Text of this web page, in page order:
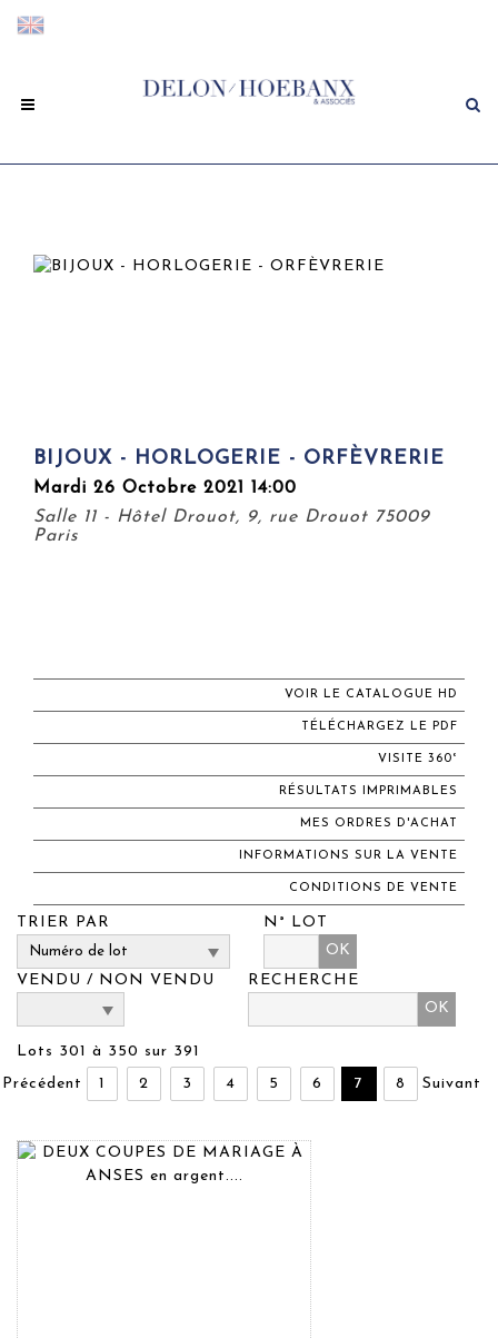
BIJOUX - HORLOGERIE - ORFÈVRERIE
Mardi 26 Octobre 2021 14:00
Salle 11 - Hôtel Drouot, 9, rue Drouot 75009
Paris
VOIR LE CATALOGUE HD
TÉLÉCHARGEZ LE PDF
VISITE 360°
RÉSULTATS IMPRIMABLES
MES ORDRES D'ACHAT
INFORMATIONS SUR LA VENTE
CONDITIONS DE VENTE
TRIER PAR
N° LOT
OK
VENDU / NON VENDU
RECHERCHE
Lots 301 à 350 sur 391
Précédent
1 2 3 4 5 6 7 8 Suivant